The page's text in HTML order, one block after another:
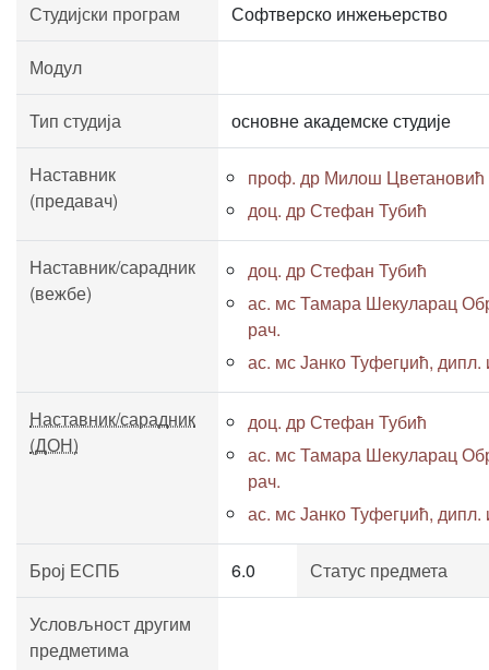
Студијски програм Софтверско инжењерство
Модул
Тип студија основне академске студије
Наставник
(предавач)
проф. др Милош Цветановић
доц. др Стефан Тубић
Наставник/сарадник
(вежбе)
доц. др Стефан Тубић
ас. мс Тамара Шекуларац
рач.
ас. мс Јанко Туфегџић, дипл.
Наставник/сарадник
(ДОН)
доц. др Стефан Тубић
ас. мс Тамара Шекуларац
рач.
ас. мс Јанко Туфегџић, дипл.
Број ЕСПБ 6.0 Статус предмета
Условљност другим
предметима